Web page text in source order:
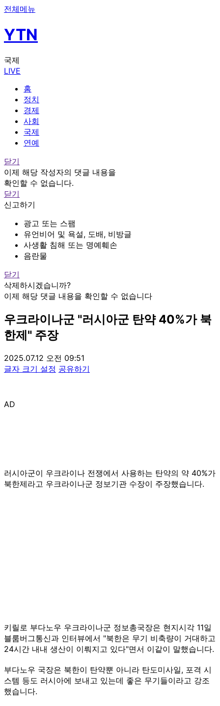
전체메뉴
YTN
국제
LIVE
홈
정치
경제
사회
국제
연예
닫기
이제 해당 작성자의 댓글 내용을
확인할 수 없습니다.
닫기
신고하기
광고 또는 스팸
유언비어 및 욕설, 도배, 비방글
사생활 침해 또는 명예훼손
음란물
닫기
삭제하시겠습니까?
이제 해당 댓글 내용을 확인할 수 없습니다
우크라이나군 "러시아군 탄약 40%가 북
한제" 주장
2025.07.12 오전 09:51
글자 크기 설정 공유하기
AD
러시아군이 우크라이나 전쟁에서 사용하는 탄약의 약 40%가
북한제라고 우크라이나군 정보기관 수장이 주장했습니다.
키릴로 부다노우 우크라이나군 정보총국장은 현지시각 11일
블룸버그통신과 인터뷰에서 "북한은 무기 비축량이 거대하고
24시간 내내 생산이 이뤄지고 있다"면서 이같이 말했습니다.
부다노우 국장은 북한이 탄약뿐 아니라 탄도미사일, 포격 시
스템 등도 러시아에 보내고 있는데 좋은 무기들이라고 강조
했습니다.